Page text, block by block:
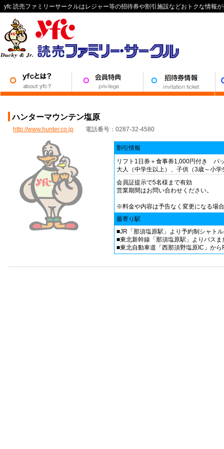
yfc 読売ファミリーサークルはレジャー等の招待券や割引施設などおトクな情報
ハンターマウンテン塩原
http://www.hunter.co.jp 電話番号：0287-32-4580
割引情報
リフト1日券＋食事券1,000円付き パ
大人（中学生以上）、子供（3歳～小学
会員証提示で5名様まで有効
営業期間はお問い合わせください。
※料金や内容は予告なく変更になる場
最寄り駅
■JR「那須塩原駅」より予約制シャト
■東北新幹線「那須塩原駅」よりバス
■東北自動車道「西那須野塩原IC」か